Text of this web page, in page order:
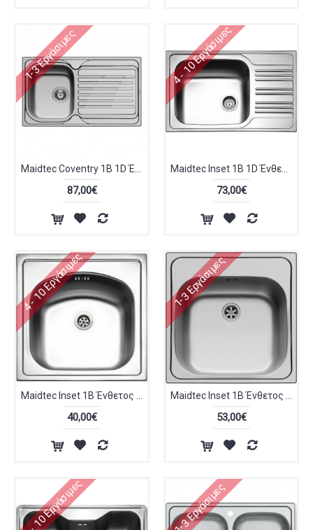
1-3 Εργάσιμες
87,00€
4 - 10 Εργάσιμες
73,00€
4 - 10 Εργάσιμες
40,00€
1-3 Εργάσιμες
53,00€
4 - 10 Εργάσιμες 1-3 Εργάσιμες